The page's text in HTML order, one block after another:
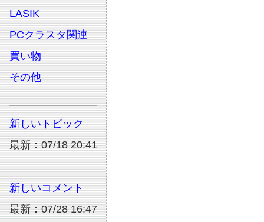
LASIK
PCクラスタ関連
買い物
その他
新しいトピック
最新：07/18 20:41
新しいコメント
最新：07/28 16:47